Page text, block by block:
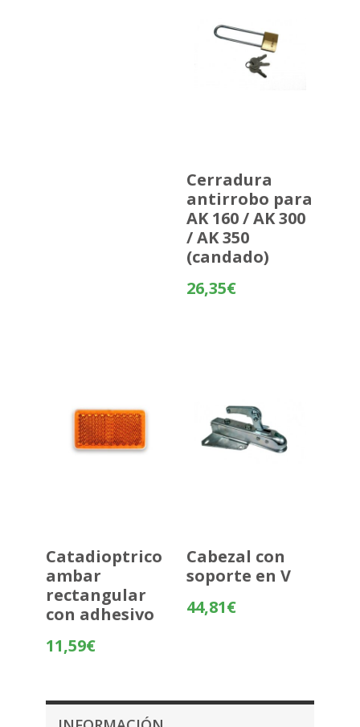
Cerradura
antirrobo para
AK 160 / AK 300
/ AK 350
(candado)
26,35€
Catadioptrico
ambar
rectangular
con adhesivo
11,59€
Cabezal con
soporte en V
44,81€